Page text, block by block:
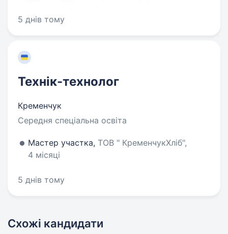
5 днів тому
Технік-технолог
Кременчук
Середня спеціальна освіта
Мастер участка, ТОВ " КременчукХліб",
4 місяці
5 днів тому
Схожі кандидати